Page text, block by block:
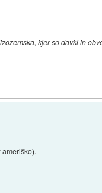
kjer so davki in